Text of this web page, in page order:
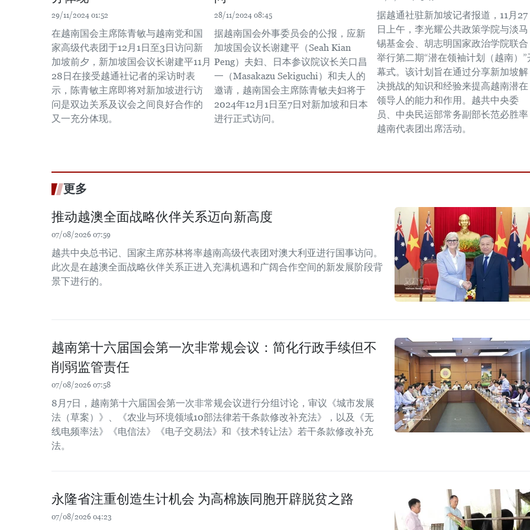
29/11/2024 01:52
在越南国会主席陈青敏与越南党和国
家高级代表团于12月1日至3日访问新
加坡前夕，新加坡国会议长谢建平11月
28日在接受越通社记者的采访时表
示，陈青敏主席即将对新加坡进行访
问是双边关系及议会之间良好合作的
又一充分体现。
28/11/2024 08:45
据越南国会外事委员会的公报，应新
加坡国会议长谢建平（Seah Kian
Peng）夫妇、日本参议院议长关口昌
一（Masakazu Sekiguchi）和夫人的
邀请，越南国会主席陈青敏夫妇将于
2024年12月1日至7日对新加坡和日本
进行正式访问。
据越通社驻新加坡记者报道，11月27
日上午，李光耀公共政策学院与淡马
锡基金会、胡志明国家政治学院联合
举行第二期“潜在领袖计划（越南）”
幕式。该计划旨在通过分享新加坡解
决挑战的知识和经验来提高越南潜在
领导人的能力和作用。越共中央委
员、中央民运部常务副部长范必胜率
越南代表团出席活动。
更多
推动越澳全面战略伙伴关系迈向新高度
07/08/2026 07:59
越共中央总书记、国家主席苏林将率越南高级代表团对澳大利亚进行国事访问。
此次是在越澳全面战略伙伴关系正进入充满机遇和广阔合作空间的新发展阶段背
景下进行的。
越南第十六届国会第一次非常规会议：简化行政手续但不
削弱监管责任
07/08/2026 07:58
8月7日，越南第十六届国会第一次非常规会议进行分组讨论，审议《城市发展
法（草案）》、《农业与环境领域10部法律若干条款修改补充法》，以及《无
线电频率法》《电信法》《电子交易法》和《技术转让法》若干条款修改补充
法。
永隆省注重创造生计机会 为高棉族同胞开辟脱贫之路
07/08/2026 04:23